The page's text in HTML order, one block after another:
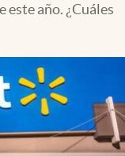
año. ¿Cuáles